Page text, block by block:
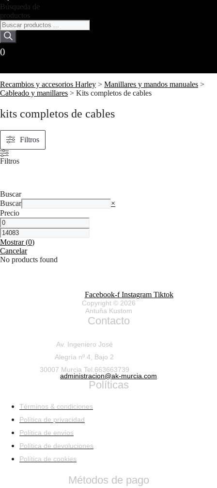
Recambios y accesorios Harley > Manillares y mandos manuales >
Cableado y manillares > Kits completos de cables
Búsqueda de
productos
0
kits completos de cables
Filtros
Filtros
Buscar
Buscar
×
Precio
Mostrar(0)
Cancelar
No products found
Facebook-f Instagram Tiktok
Copyright © 2026
Antuña Kustom
Contacto
Av. Ingeniero José
Alegría nº 4, Bajo 2
30007 Murcia Tel.663663739
administracion@ak-murcia.com
Políticas
Términos & condiciones
Política de privacidad
Política de envíos
Política de devoluciones
Política de cookies
Métodos de pago